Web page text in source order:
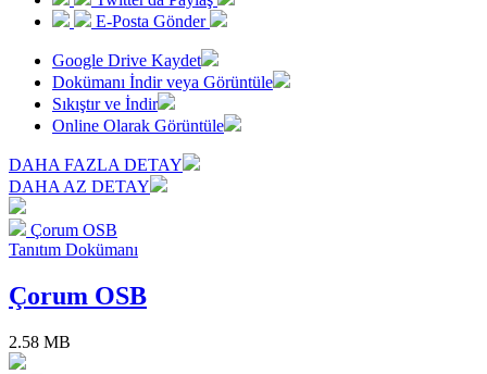
E-Posta Gönder
Google Drive Kaydet
Dokümanı İndir veya Görüntüle
Sıkıştır ve İndir
Online Olarak Görüntüle
DAHA FAZLA DETAY
DAHA AZ DETAY
Çorum OSB
Tanıtım Dokümanı
Çorum OSB
2.58 MB